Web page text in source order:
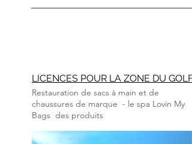
LICENCES POUR LA ZONE DU
Restauration de sacs à main et de
chaussures de marque - le spa Lovin My
Bags des produits